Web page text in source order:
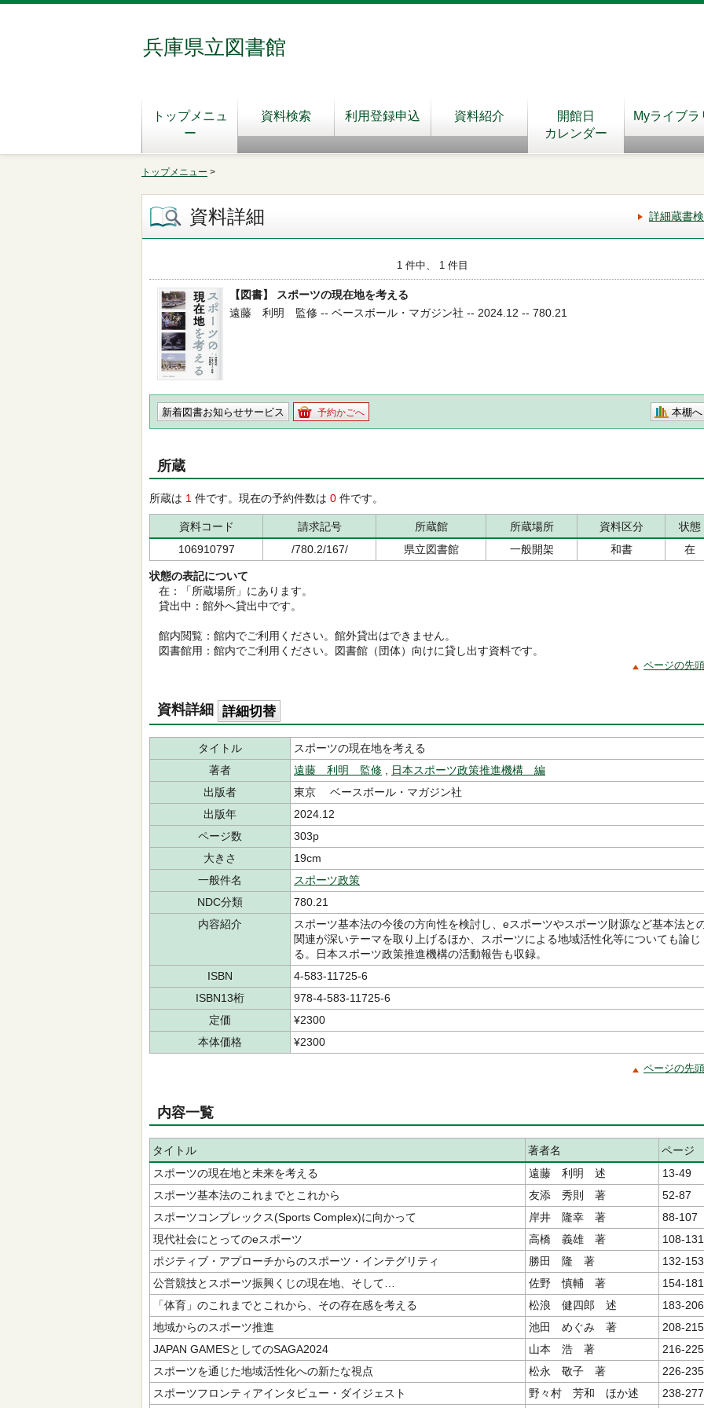
兵庫県立図書館
トップメニュ
ー
資料検索 利用登録申込 資料紹介
開館日
カレンダー
Myライブラ
トップメニュー >
資料詳細 詳細蔵書
1 件中、 1 件目
【図書】 スポーツの現在地を考える
遠藤 利明 監修 -- ベースボール・マガジン社 -- 2024.12 -- 780.21
新着図書お知らせサービス 予約かごへ 本棚へ
所蔵
所蔵は 1 件です。現在の予約件数は 0 件です。
資料コード 請求記号 所蔵館 所蔵場所 資料区分
状態
106910797
/780.2/167/ 県立図書館 一般開架 和書 在
状態の表記について
在：「所蔵場所」にあります。
貸出中：館外へ貸出中です。
館内閲覧：館内でご利用ください。館外貸出はできません。
図書館用：館内でご利用ください。図書館（団体）向けに貸し出す資料です。
ページの先
資料詳細 詳細切替
タイトル
スポーツの現在地を考える
著者
遠藤 利明 監修
日本スポーツ政策推進機構 編
出版者
東京 ベースボール・マガジン社
出版年
2024.12
ページ数
303p
大きさ
19cm
一般件名
スポーツ政策
NDC分類
780.21
内容紹介
スポーツ基本法の今後の方向性を検討し、eスポーツやスポーツ財源など基本法と
関連が深いテーマを取り上げるほか、スポーツによる地域活性化等についても論じ
る。日本スポーツ政策推進機構の活動報告も収録。
ISBN
4-583-11725-6
ISBN13桁
978-4-583-11725-6
定価
¥2300
本体価格
¥2300
ページの先
内容一覧
タイトル 著者名
ページ
スポーツの現在地と未来を考える
遠藤 利明 述
13-49
スポーツ基本法のこれまでとこれから
友添 秀則 著
52-87
スポーツコンプレックス(Sports Complex)に向かって
岸井 隆幸 著
88-107
現代社会にとってのeスポーツ
高橋 義雄 著
108-131
ポジティブ・アプローチからのスポーツ・インテグリティ
勝田 隆 著
132-153
公営競技とスポーツ振興くじの現在地、そして…
佐野 慎輔 著
154-181
「体育」のこれまでとこれから、その存在感を考える
松浪 健四郎 述
183-206
地域からのスポーツ推進
池田 めぐみ 著
208-215
JAPAN GAMESとしてのSAGA2024
山本 浩 著
216-225
スポーツを通じた地域活性化への新たな視点
松永 敬子 著
226-235
スポーツフロンティアインタビュー・ダイジェスト
野々村 芳和 ほか述 238-277